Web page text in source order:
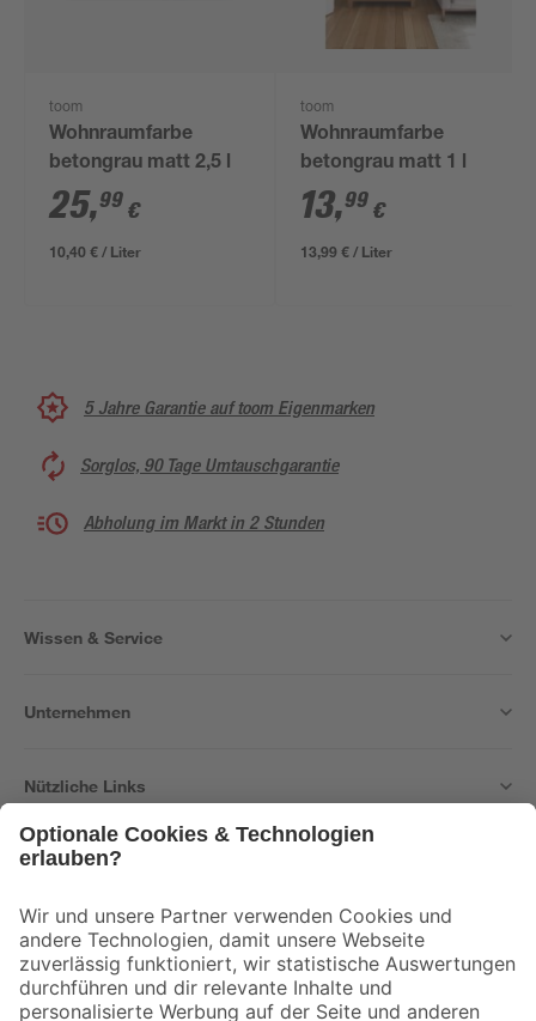
toom
Wohnraumfarbe
betongrau matt 2,5 l
25,99 €
10,40 € / Liter
toom
Wohnraumfarbe
betongrau matt 1 l
13,99 €
13,99 € / Liter
5 Jahre Garantie auf toom Eigenmarken
Sorglos, 90 Tage Umtauschgarantie
Abholung im Markt in 2 Stunden
Wissen & Service
Unternehmen
Nützliche Links
Der toom Newsletter: Keine Angebote und Aktionen mehr verpassen!
Zur Newsletter Anmeldung